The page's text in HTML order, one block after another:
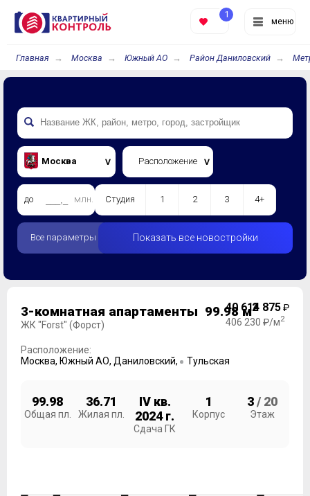
меню
1
Главная Москва Южный АО Район Даниловский
Москва Расположение
до млн. Студия 1 2 3 4+
Все параметры Показать все новостройки
3-комнатная апартаменты 99.98 м2
ЖК "Forst" (Форст)
40 614 875₽
406 230 ₽/м2
Расположение:
Москва, Южный АО, Даниловский, Тульская
99.98
Общая пл.
36.71
Жилая пл.
IV кв.
2024 г.
Сдача ГК
1
Корпус
3/ 20
Этаж